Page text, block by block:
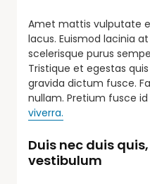
Amet mattis vulputate
lacus. Euismod lacinia
scelerisque purus
Tristique et egestas
gravida dictum fusce.
nullam. Pretium fusce
viverra.
Duis nec duis
vestibulum